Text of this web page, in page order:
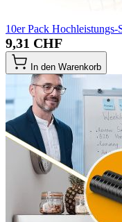
10er Pack
9,31 CHF
In den Warenkorb